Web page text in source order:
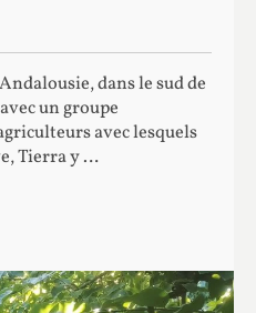
dans le sud de
un groupe
avec lesquels
Tierra y …
de 20 siècles